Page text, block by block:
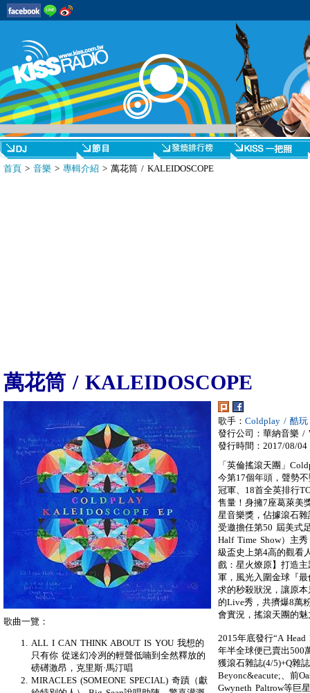
首頁 > 音樂 > 專輯介紹 > 萬花筒 / KALEIDOSCOPE
萬花筒 / KALEIDOSCOPE
歌手： Coldplay / 酷玩
發行公司：華納音樂 /
發行時間：2017/08/04
「英倫搖滾天團」
今第17個年頭，聲勢
冠軍、18首全英排行
售量！身擁7座葛萊美
星音樂獎，佔據滾石
受邀擔任第50 屆美式
Half Time Show）主
級盃史上第4高的觀看
戲：星火燎原】打造
軍，風光入圍金球『
求的秒殺狀況，讓原
的Live秀，共擠爆8萬
會實況，搖滾天團的
2015年底發行“A
年半全球便已賣出500
獲滾石雜誌(4/5)+Q雜
Beyonc&eacute;、前
Gwyneth Paltrow等巨
歌曲一覽：
ALL I CAN THINK ABOUT IS YOU 我想的
只有你 從迷幻冷冽的輕聲低喃到全然釋放的
磅礡激昂，克里斯·馬汀唱
MIRACLES (SOMEONE SPECIAL) 奇蹟（獻